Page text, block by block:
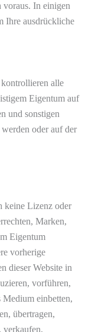
voraus. In einigen
Ihre ausdrückliche
alle
Eigentum auf
und sonstigen
oder auf der
keine Lizenz oder
Marken,
Eigentum
vorherige
dieser Website in
vorführen,
Medium einbetten,
übertragen,
verkaufen,